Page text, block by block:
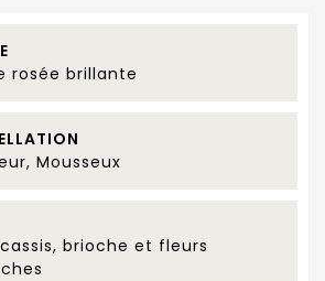
rosée brillante
Mousseux
brioche et fleurs